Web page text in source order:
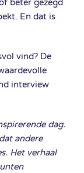
beter gezegd
En dat is
vind? De
interview
dag.
andere
Het verhaal